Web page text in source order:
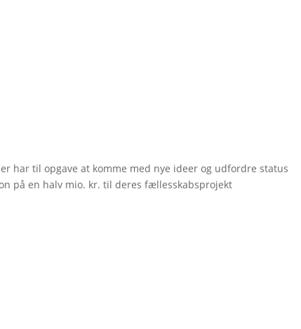
har til opgave at komme med nye ideer og udfordre status
på en halv mio. kr. til deres fællesskabsprojekt